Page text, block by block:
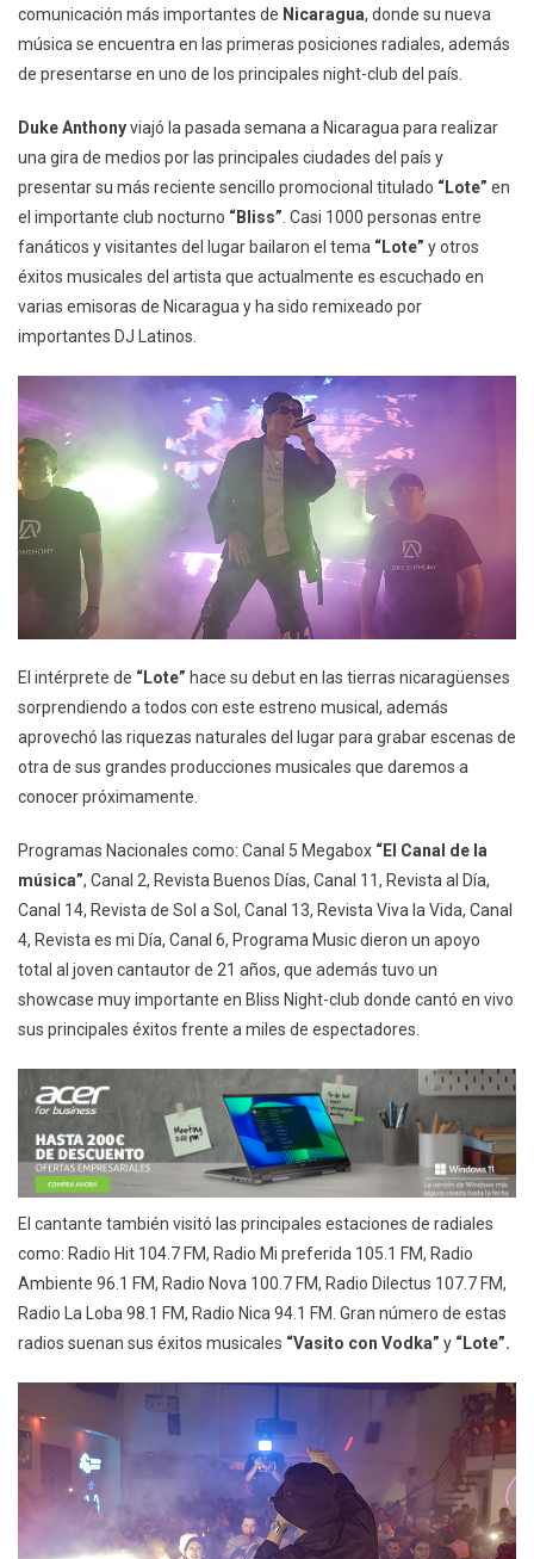
Primera
Y
En
Nicaragua
comunicación más importantes de Nicaragua, donde su nueva
música se encuentra en las primeras posiciones radiales, además
de presentarse en uno de los principales night-club del país.
Duke Anthonyviajó la pasada semana a Nicaragua para realizar
una gira de medios por las principales ciudades del país y
presentar su más reciente sencillo promocional titulado “Lote” en
el importante club nocturno “Bliss”. Casi 1000 personas entre
fanáticos y visitantes del lugar bailaron el tema “Lote” y otros
éxitos musicales del artista que actualmente es escuchado en
varias emisoras de Nicaragua y ha sido remixeado por
importantes DJ Latinos.
El intérprete de “Lote” hace su debut en las tierras nicaragüenses
sorprendiendo a todos con este estreno musical, además
aprovechó las riquezas naturales del lugar para grabar escenas de
otra de sus grandes producciones musicales que daremos a
conocer próximamente.
Programas Nacionales como: Canal 5 Megabox “El Canal de la
música”, Canal 2, Revista Buenos Días, Canal 11, Revista al Día,
Canal 14, Revista de Sol a Sol, Canal 13, Revista Viva la Vida, Canal
4, Revista es mi Día, Canal 6, Programa Music dieron un apoyo
total al joven cantautor de 21 años, que además tuvo un
showcase muy importante en Bliss Night-club donde cantó en vivo
sus principales éxitos frente a miles de espectadores.
El cantante también visitó las principales estaciones de radiales
como: Radio Hit 104.7 FM, Radio Mi preferida 105.1 FM, Radio
Ambiente 96.1 FM, Radio Nova 100.7 FM, Radio Dilectus 107.7 FM,
Radio La Loba 98.1 FM, Radio Nica 94.1 FM. Gran número de estas
radios suenan sus éxitos musicales “Vasito con Vodka” y “Lote”.